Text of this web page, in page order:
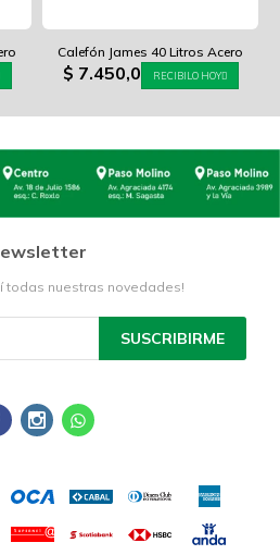
Calefón James 40 Litros Acero
$ 7.450,0 RECIBILO HOY
todas nuestras novedades!
SUSCRIBIRME
 